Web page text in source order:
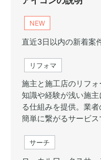
NEW
直近3日以内の新着案
リフォマ
施主と施工店のリフォ
知識や経験が浅い施
る仕組みを提供。業
簡単に繋がるサービス
サーチ